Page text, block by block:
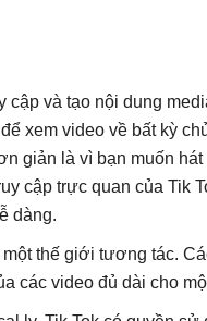
cập và tạo nội dung
xem video về bất kỳ
giản là vì bạn muốn
cập trực quan của Tik
dàng.
thế giới tương tác.
các video đủ dài cho